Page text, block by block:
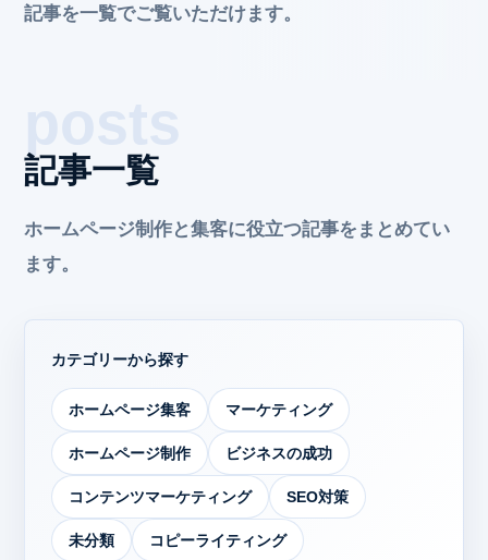
記事を一覧でご覧いただけます。
記事一覧
ホームページ制作と集客に役立つ記事をまとめてい
ます。
カテゴリーから探す
ホームページ集客 マーケティング
ホームページ制作 ビジネスの成功
コンテンツマーケティング SEO対策
未分類 コピーライティング